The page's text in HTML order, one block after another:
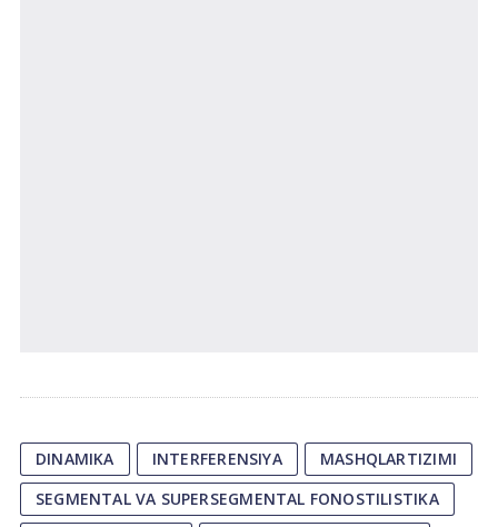
DINAMIKA INTERFERENSIYA
MASHQLARTIZIMI
SEGMENTAL VA SUPERSEGMENTAL FONOSTILISTIKA